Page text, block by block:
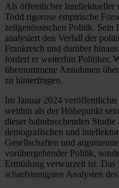
Als öffentlicher Intellektueller
Todd rigorose empirische
zeitgenössischen Politik. Sein
analysiert den Verfall der
Frankreich und darüber
fordert er weiterhin Politiker,
übernommene Annahmen
zu hinterfragen.
Im Januar 2024
weithin als der Höhepunkt
dieser bahnbrechenden
demografischen und
Gesellschaften und
vorübergehender Politik,
Ermüdung verwurzelt ist. Das
scharfsinnigsten Analysten